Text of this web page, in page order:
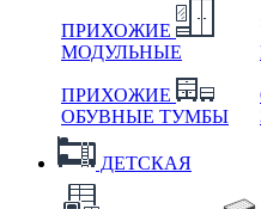
ПРИХОЖИЕ
МОДУЛЬНЫЕ
ПРИХОЖИЕ
ОБУВНЫЕ ТУМБЫ
ДЕТСКАЯ